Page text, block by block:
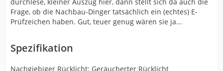
Frage, ob die Nachbau-Dinger tatsächlich ein (echtes) E-
Prüfzeichen haben. Gut, teuer genug wären sie ja...
Spezifikation
Nachgiebiger Rücklicht: Geräucherter Rücklicht